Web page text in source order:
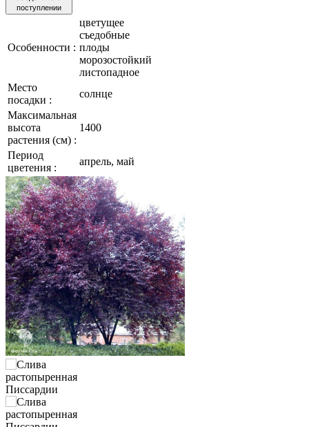
поступлении
Особенности :
цветущее
съедобные
плоды
морозостойкий
листопадное
Место
посадки :
солнце
Максимальная
высота
растения (см) :
1400
Период
цветения :
апрель, май